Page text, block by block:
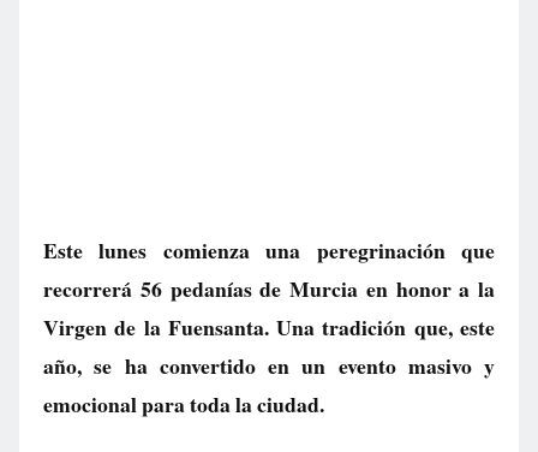
Este lunes comienza una peregrinación que
recorrerá 56 pedanías de Murcia en honor a la
Virgen de la Fuensanta. Una tradición que, este
año, se ha convertido en un evento masivo y
emocional para toda la ciudad.